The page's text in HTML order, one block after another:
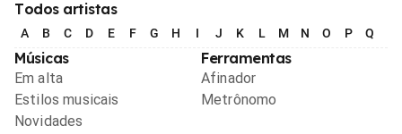
Todos artistas
A B C D E F G H I J K L M N O P Q
Músicas
Em alta
Estilos musicais
Novidades
Ferramentas
Afinador
Metrônomo